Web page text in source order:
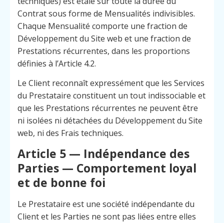
Contrat sous forme de Mensualités indivisibles.
Chaque Mensualité comporte une fraction de
Développement du Site web et une fraction de
Prestations récurrentes, dans les proportions
définies à l’Article 4.2.
Le Client reconnaît expressément que les Services
du Prestataire constituent un tout indissociable et
que les Prestations récurrentes ne peuvent être
ni isolées ni détachées du Développement du Site
web, ni des Frais techniques.
Article 5 — Indépendance des
Parties — Comportement loyal
et de bonne foi
Le Prestataire est une société indépendante du
Client et les Parties ne sont pas liées entre elles